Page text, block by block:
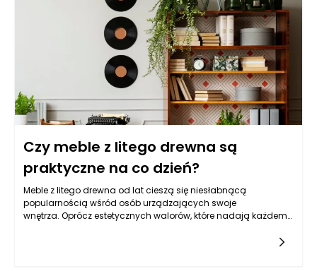
zachowywać swoje walory estetyczne.
Czy meble z litego drewna są
praktyczne na co dzień?
Meble z litego drewna od lat cieszą się niesłabnącą
popularnością wśród osób urządzających swoje
wnętrza. Oprócz estetycznych walorów, które nadają każdemu
ich praktyczność w codziennym użytkowaniu. Warto zwrócić